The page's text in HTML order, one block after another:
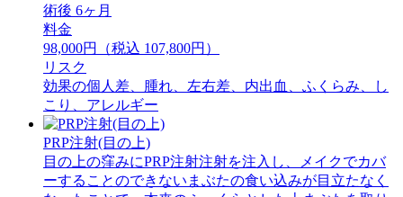
術後 6ヶ月
料金
98,000円（税込 107,800円）
リスク
効果の個人差、腫れ、左右差、内出血、ふくらみ、し
こり、アレルギー
PRP注射(目の上)
目の上の窪みにPRP注射注射を注入し、メイクでカバ
ーすることのできないまぶたの食い込みが目立たなく